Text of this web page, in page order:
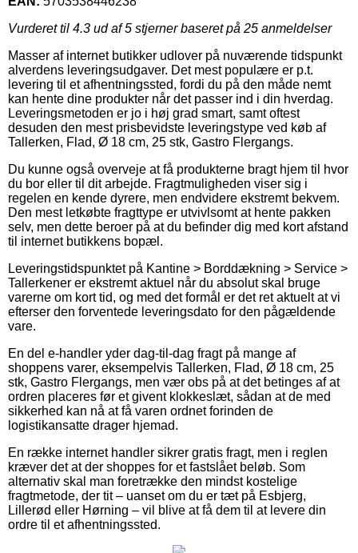
Vurderet til 4.3 ud af 5 stjerner baseret på 25 anmeldelser
Masser af internet butikker udlover på nuværende tidspunkt
alverdens leveringsudgaver. Det mest populære er p.t.
levering til et afhentningssted, fordi du på den måde nemt
kan hente dine produkter når det passer ind i din hverdag.
Leveringsmetoden er jo i høj grad smart, samt oftest
desuden den mest prisbevidste leveringstype ved køb af
Tallerken, Flad, Ø 18 cm, 25 stk, Gastro Flergangs.
Du kunne også overveje at få produkterne bragt hjem til hvor
du bor eller til dit arbejde. Fragtmuligheden viser sig i
regelen en kende dyrere, men endvidere ekstremt bekvem.
Den mest letkøbte fragttype er utvivlsomt at hente pakken
selv, men dette beroer på at du befinder dig med kort afstand
til internet butikkens bopæl.
Leveringstidspunktet på Kantine > Borddækning > Service >
Tallerkener er ekstremt aktuel når du absolut skal bruge
varerne om kort tid, og med det formål er det ret aktuelt at vi
efterser den forventede leveringsdato for den pågældende
vare.
En del e-handler yder dag-til-dag fragt på mange af
shoppens varer, eksempelvis Tallerken, Flad, Ø 18 cm, 25
stk, Gastro Flergangs, men vær obs på at det betinges af at
ordren placeres før et givent klokkeslæt, sådan at de med
sikkerhed kan nå at få varen ordnet forinden de
logistikansatte drager hjemad.
En række internet handler sikrer gratis fragt, men i reglen
kræver det at der shoppes for et fastslået beløb. Som
alternativ skal man foretrække den mindst kostelige
fragtmetode, der tit – uanset om du er tæt på Esbjerg,
Lillerød eller Hørning – vil blive at få dem til at levere din
ordre til et afhentningssted.